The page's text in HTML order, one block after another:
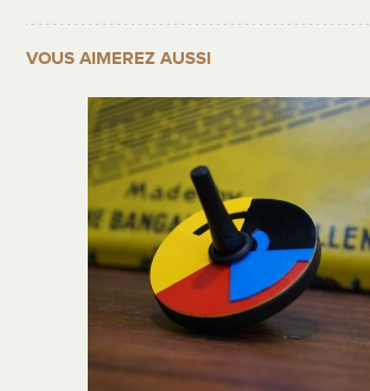
VOUS AIMEREZ AUSSI